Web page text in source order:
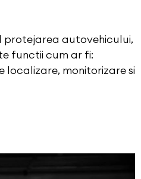
protejarea autovehicului,
functii cum ar fi:
localizare, monitorizare si